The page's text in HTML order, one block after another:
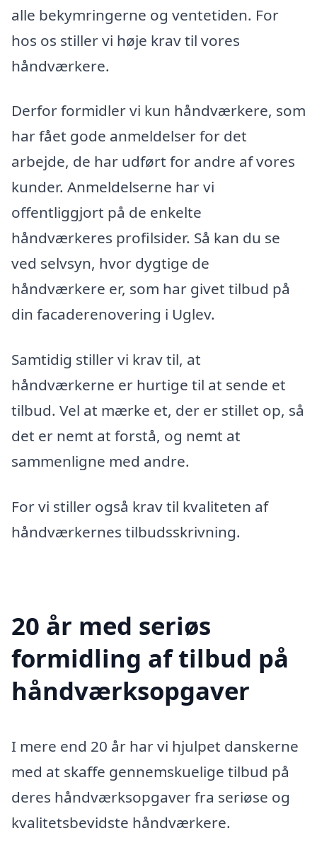
alle bekymringerne og ventetiden. For
hos os stiller vi høje krav til vores
håndværkere.
Derfor formidler vi kun håndværkere, som
har fået gode anmeldelser for det
arbejde, de har udført for andre af vores
kunder. Anmeldelserne har vi
offentliggjort på de enkelte
håndværkeres profilsider. Så kan du se
ved selvsyn, hvor dygtige de
håndværkere er, som har givet tilbud på
din facaderenovering i Uglev.
Samtidig stiller vi krav til, at
håndværkerne er hurtige til at sende et
tilbud. Vel at mærke et, der er stillet op, så
det er nemt at forstå, og nemt at
sammenligne med andre.
For vi stiller også krav til kvaliteten af
håndværkernes tilbudsskrivning.
20 år med seriøs
formidling af tilbud på
håndværksopgaver
I mere end 20 år har vi hjulpet danskerne
med at skaffe gennemskuelige tilbud på
deres håndværksopgaver fra seriøse og
kvalitetsbevidste håndværkere.